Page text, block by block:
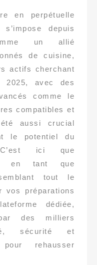
en perpétuelle
depuis
un allié
de cuisine,
actifs cherchant
2025, avec des
comme le
compatibles et
aussi crucial
le potentiel du
C’est ici que
en tant que
tout le
vos préparations
dédiée,
des milliers
sécurité et
rehausser